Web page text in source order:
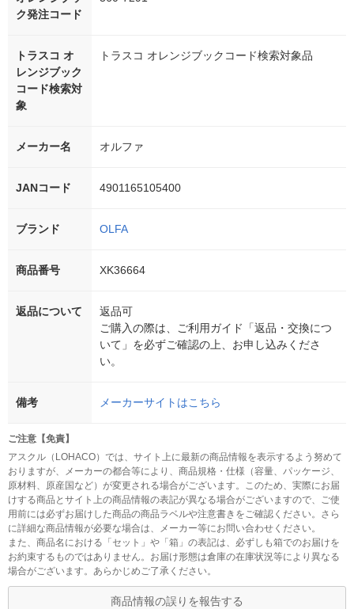
ク発注コード
トラスコ オ
レンジブック
コード検索対
象
トラスコ オレンジブックコード検索対象品
メーカー名 オルファ
JANコード 4901165105400
ブランド OLFA
商品番号 XK36664
返品について
返品可
ご購入の際は、ご利用ガイド「返品・交換につ
いて」を必ずご確認の上、お申し込みくださ
い。
備考 メーカーサイトはこちら
ご注意【免責】
アスクル（LOHACO）では、サイト上に最新の商品情報を表示するよう努めて
おりますが、メーカーの都合等により、商品規格・仕様（容量、パッケージ、
原材料、原産国など）が変更される場合がございます。このため、実際にお届
けする商品とサイト上の商品情報の表記が異なる場合がございますので、ご使
用前には必ずお届けした商品の商品ラベルや注意書きをご確認ください。さら
に詳細な商品情報が必要な場合は、メーカー等にお問い合わせください。
また、商品名における「セット」や「箱」の表記は、必ずしも箱でのお届けを
お約束するものではありません。お届け形態は倉庫の在庫状況等により異なる
場合がございます。あらかじめご了承ください。
商品情報の誤りを報告する